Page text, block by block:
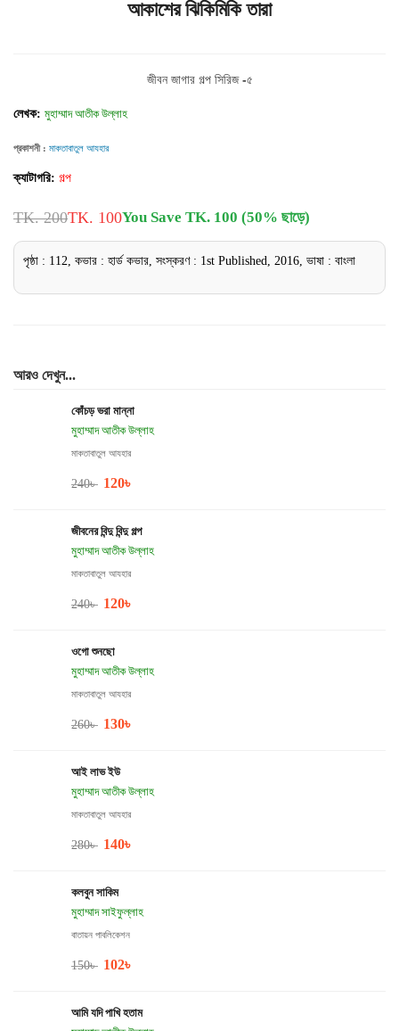
আকাশের ঝিকিমিকি তারা
জীবন জাগার গল্প সিরিজ -৫
লেখক: মুহাম্মাদ আতীক উল্লাহ
প্রকাশনী : মাকতাবাতুল আযহার
ক্যাটাগরি: গল্প
TK. 200TK. 100You Save TK. 100 (50% ছাড়ে)
পৃষ্ঠা : 112, কভার : হার্ড কভার, সংস্করণ : 1st Published, 2016, ভাষা : বাংলা
আরও দেখুন...
কোঁচড় ভরা মান্না
মুহাম্মাদ আতীক উল্লাহ
মাকতাবাতুল আযহার
240৳ 120৳
জীবনের বিন্দু বিন্দু গল্প
মুহাম্মাদ আতীক উল্লাহ
মাকতাবাতুল আযহার
240৳ 120৳
ওগো শুনছো
মুহাম্মাদ আতীক উল্লাহ
মাকতাবাতুল আযহার
260৳ 130৳
আই লাভ ইউ
মুহাম্মাদ আতীক উল্লাহ
মাকতাবাতুল আযহার
280৳ 140৳
কলবুন সাকিম
মুহাম্মাদ সাইফুল্লাহ
বাতায়ন পাবলিকেশন
150৳ 102৳
আমি যদি পাখি হতাম